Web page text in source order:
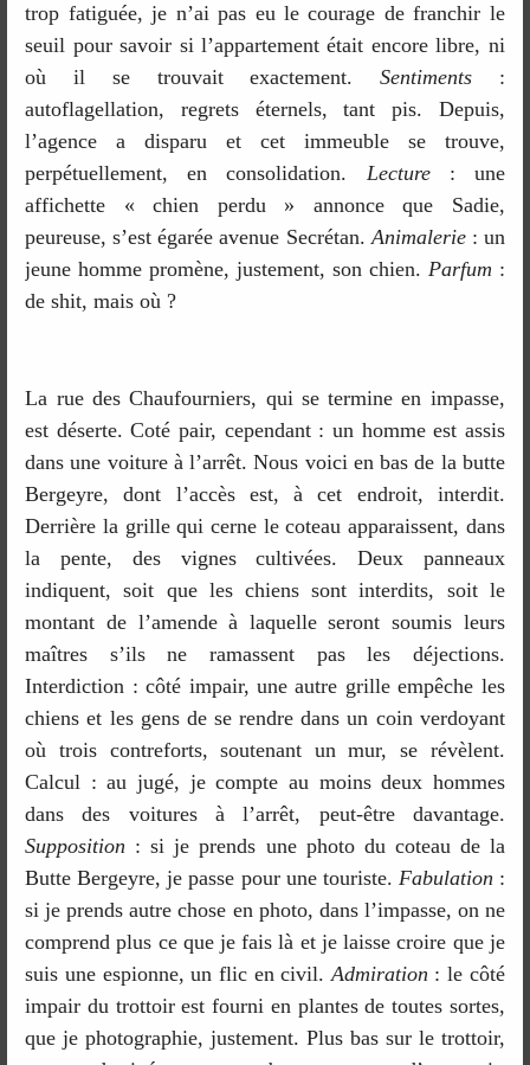
trop fatiguée, je n’ai pas eu le courage de franchir le
seuil pour savoir si l’appartement était encore libre, ni
où il se trouvait exactement.Sentiments :
autoflagellation, regrets éternels, tant pis. Depuis,
l’agence a disparu et cet immeuble se trouve,
perpétuellement, en consolidation. Lecture: une
affichette « chien perdu » annonce que Sadie,
peureuse, s’est égarée avenue Secrétan.Animalerie: un
jeune homme promène, justement, son chien. Parfum :
de shit, mais où ?
La rue des Chaufourniers, qui se termine en impasse,
est déserte. Coté pair, cependant : un homme est assis
dans une voiture à l’arrêt. Nous voici en bas de la butte
Bergeyre, dont l’accès est, à cet endroit, interdit.
Derrière la grille qui cerne le coteau apparaissent, dans
la pente, des vignes cultivées. Deux panneaux
indiquent, soit que les chiens sont interdits, soit le
montant de l’amende à laquelle seront soumis leurs
maîtres s’ils ne ramassent pas les déjections.
Interdiction : côté impair, une autre grille empêche les
chiens et les gens de se rendre dans un coin verdoyant
où trois contreforts, soutenant un mur, se révèlent.
Calcul : au jugé, je compte au moins deux hommes
dans des voitures à l’arrêt, peut-être davantage.
Supposition : si je prends une photo du coteau de la
Butte Bergeyre, je passe pour une touriste. Fabulation :
si je prends autre chose en photo, dans l’impasse, on ne
comprend plus ce que je fais là et je laisse croire que je
suis une espionne, un flic en civil.Admiration : le côté
impair du trottoir est fourni en plantes de toutes sortes,
que je photographie, justement. Plus bas sur le trottoir,